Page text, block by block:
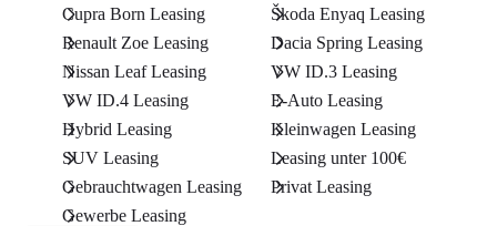
Cupra Born Leasing
Škoda Enyaq Leasing
Renault Zoe Leasing
Dacia Spring Leasing
Nissan Leaf Leasing
VW ID.3 Leasing
VW ID.4 Leasing
E-Auto Leasing
Hybrid Leasing
Kleinwagen Leasing
SUV Leasing
Leasing unter 100€
Gebrauchtwagen Leasing
Privat Leasing
Gewerbe Leasing